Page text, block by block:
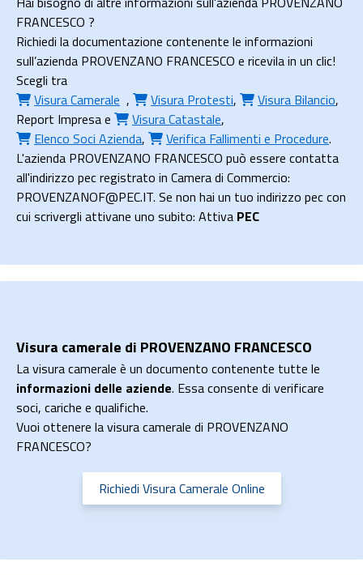
FRANCESCO ?
Richiedi la documentazione contenente le informazioni
sull’azienda PROVENZANO FRANCESCO e ricevila in un clic!
Scegli tra
Visura Camerale , Visura Protesti, Visura Bilancio,
Report Impresae Visura Catastale,
Elenco Soci Azienda, Verifica Fallimenti e Procedure.
L'azienda PROVENZANO FRANCESCO può essere contatta
all'indirizzo pec registrato in Camera di Commercio:
PROVENZANOF@PEC.IT. Se non hai un tuo indirizzo pec con
cui scrivergli attivane uno subito: Attiva PEC
Visura camerale di PROVENZANO FRANCESCO
La visura camerale è un documento contenente tutte le
informazioni delle aziende. Essa consente di verificare
soci, cariche e qualifiche.
Vuoi ottenere la visura camerale di PROVENZANO
FRANCESCO?
Richiedi Visura Camerale Online